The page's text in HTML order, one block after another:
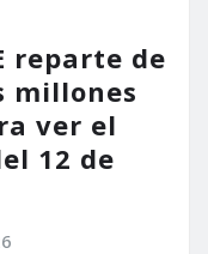
reparte de
millones
ver el
12 de